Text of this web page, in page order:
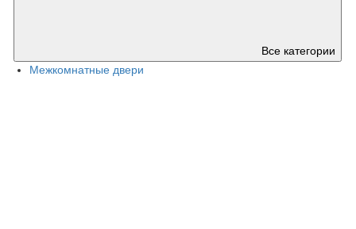
Все категории
Межкомнатные двери